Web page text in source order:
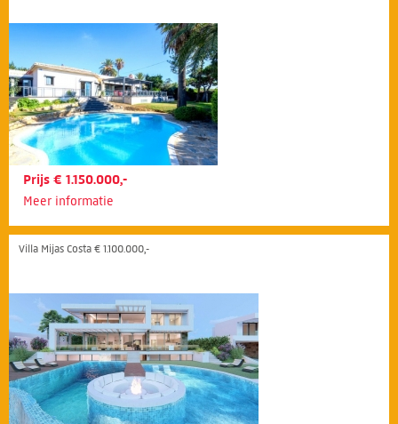
Prijs € 1.150.000,-
Meer informatie
Villa Mijas Costa € 1.100.000,-